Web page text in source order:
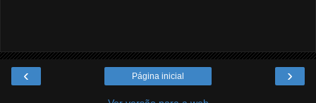
‹ ›
Página inicial